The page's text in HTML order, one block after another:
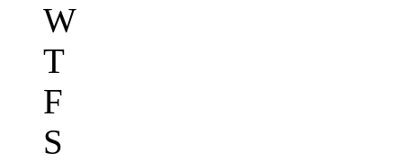
W
T
F
S